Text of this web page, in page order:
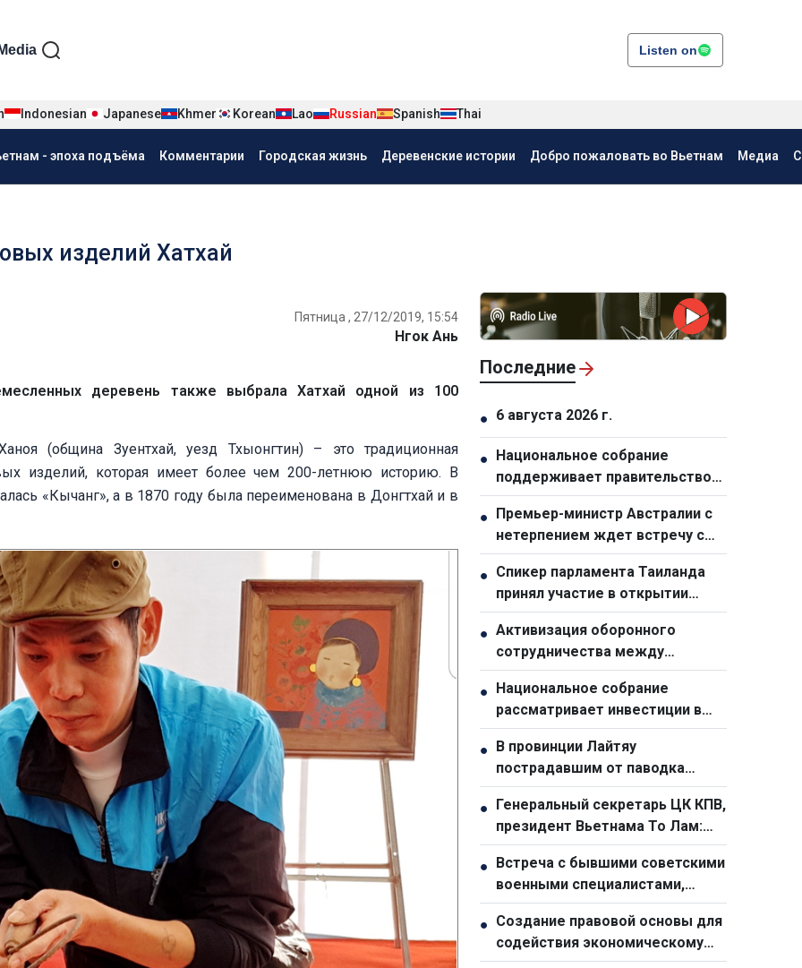
tiếng Nga Listen on
Indonesian Japanese Khmer Korean Lao Russian Spanish Thai
- эпоха подъёма Комментарии Городская жизнь Деревенские истории Добро пожаловать во Вьетнам Медиа
изделий Хатхай
Пятница , 27/12/2019, 15:54
Нгок Ань
деревень также выбрала Хатхай одной из 100
(община Зуентхай, уезд Тхыонгтин) – это традиционная
изделий, которая имеет более чем 200-летнюю историю. В
«Кычанг», а в 1870 году была переименована в Донгтхай и в
Последние
● 6 августа 2026 г.
● Национальное собрание
поддерживает правительство
ради двузначного роста
● Премьер-министр Австралии с
нетерпением ждет встречу с
генсеком ЦК КПВ, президентом
Вьетнама То Ламом
● Спикер парламента Таиланда
принял участие в открытии
выставки, посвященной 50-
летию отношений с Вьетнамом
● Активизация оборонного
сотрудничества между
Вьетнамом и Малайзией
● Национальное собрание
рассматривает инвестиции в
ключевые национальные
объекты для стимулирования
экономического роста
● В провинции Лайтяу
пострадавшим от паводка
семьям переданы 24 дома в
новом переселенческом
посёлке
● Генеральный секретарь ЦК КПВ,
президент Вьетнама То Лам:
Необходимо кардинально
обновить планирование и
организационную работу по
развитию инфраструктуры
● Встреча с бывшими советскими
военными специалистами,
работавшими во Вьетнаме
● Создание правовой основы для
содействия экономическому
росту